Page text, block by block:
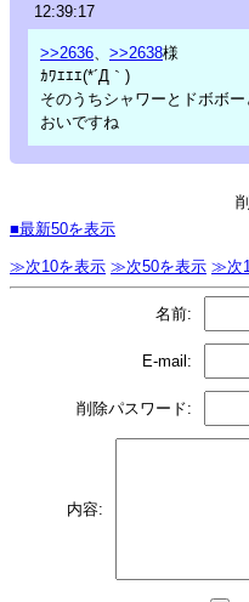
12:39:17
>>2636 >>2638様
ｶﾜｴｴｴ(*´Д｀)
そのうちシャワーとドボボ
おいですね
■最新50を表示
≫次10を表示 ≫次50を表示 ≫次
名前:
E-mail:
削除パスワード:
内容: